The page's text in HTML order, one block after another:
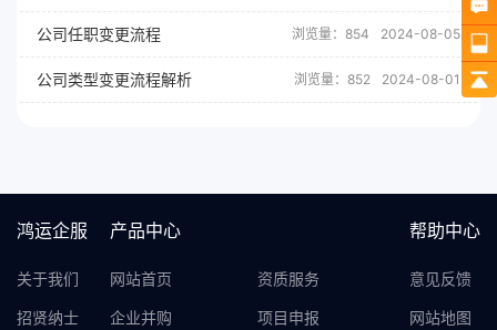
公司任职变更流程 浏览量：854 2024-08-05
公司类型变更流程解析 浏览量：852 2024-08-01
鸿运企服
关于我们
招贤纳士
产品中心
网站首页 资质服务
企业并购 项目申报
帮助中心
意见反馈
网站地图